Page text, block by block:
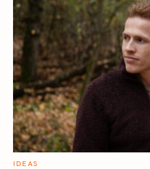
C
IDEAS
S
e
r
c
h
f
o
r